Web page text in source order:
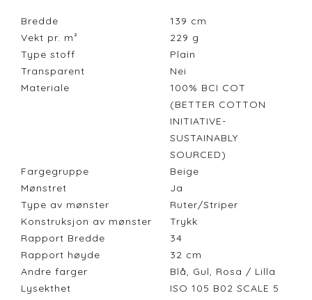
Bredde 139 cm
Vekt pr. m²
229 g
Type stoff
Plain
Transparent
Nei
Materiale
100% BCI COT
(BETTER COTTON
INITIATIVE-
SUSTAINABLY
SOURCED)
Fargegruppe
Beige
Mønstret
Ja
Type av mønster
Ruter/Striper
Konstruksjon av mønster
Trykk
Rapport Bredde
34
Rapport høyde
32 cm
Andre farger
Blå, Gul, Rosa / Lilla
Lysekthet
ISO 105 B02 SCALE 5